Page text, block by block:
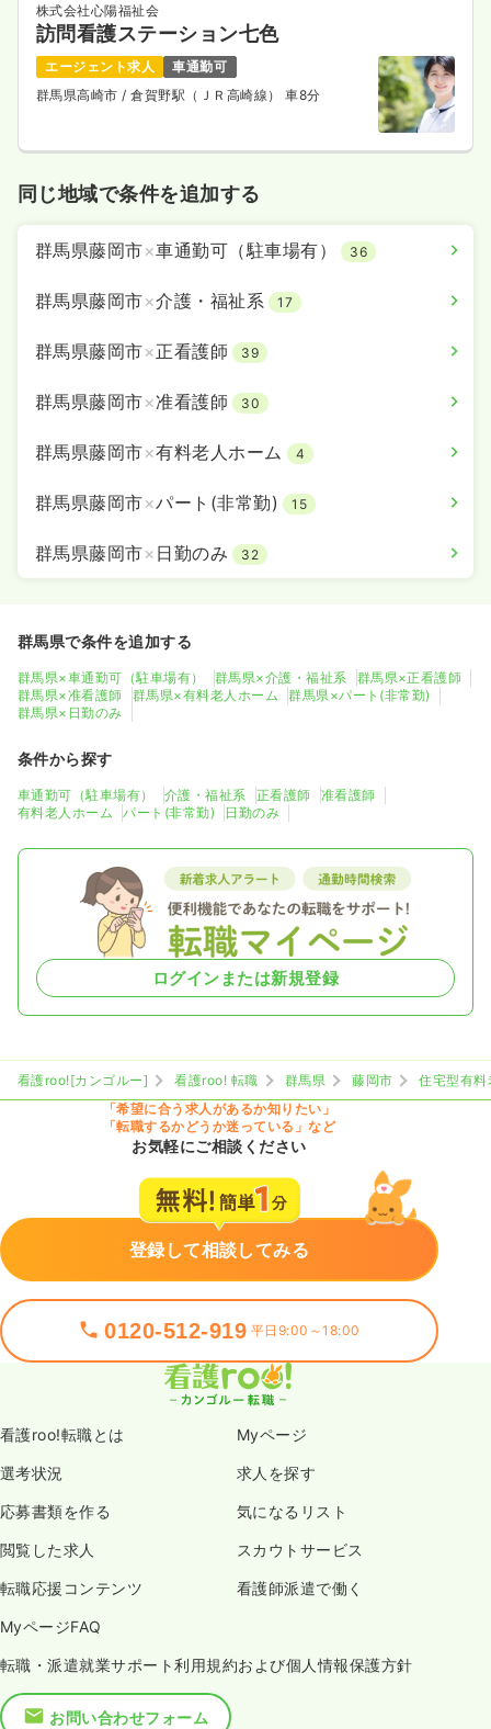
株式会社心陽福祉会
訪問看護ステーション七色
エージェント求人
車通勤可
群馬県高崎市/ 倉賀野駅（ＪＲ高崎線） 車8分
同じ地域で条件を追加する
群馬県藤岡市×車通勤可（駐車場有） 36
群馬県藤岡市×介護・福祉系 17
群馬県藤岡市×正看護師 39
群馬県藤岡市×准看護師 30
群馬県藤岡市×有料老人ホーム 4
群馬県藤岡市×パート(非常勤) 15
群馬県藤岡市× 日勤のみ 32
群馬県で条件を追加する
群馬県×車通勤可（駐車場有） 群馬県×介護・福祉系
群馬県×正看護師
群馬県×准看護師
群馬県×有料老人ホーム
群馬県×パート(非常勤)
群馬県×日勤のみ
条件から探す
車通勤可（駐車場有） 介護・福祉系 正看護師
准看護師
有料老人ホーム
パート(非常勤) 日勤のみ
ログインまたは新規登録
看護roo![カンゴルー] 看護roo! 転職 群馬県 藤岡市
住宅型有
「希望に合う求人があるか知りたい」
「転職するかどうか迷っている」など
お気軽にご相談ください
登録して相談してみる
0120-512-919 平日9:00～18:00
看護roo!転職とは Myページ
選考状況 求人を探す
応募書類を作る 気になるリスト
閲覧した求人 スカウトサービス
転職応援コンテンツ 看護師派遣で働く
MyページFAQ
転職・派遣就業サポート利用規約および個人情報保護方針
お問い合わせフォーム